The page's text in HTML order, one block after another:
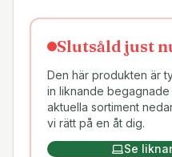
Slutsåld just
Den här produkten är
in liknande
aktuella sortiment
vi rätt på en åt dig.
Se